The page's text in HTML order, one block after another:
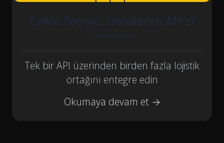
Çoklu Taşıyıcı Gönderim API'si
Ülari Kalamees
Tek bir API üzerinden birden fazla lojistik
ortağını entegre edin
Okumaya devam et →